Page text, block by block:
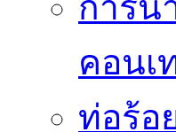
คอนเ
ท่อร้อ